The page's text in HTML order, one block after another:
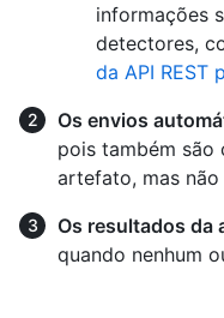
informações
detectores,
da API REST
Os envios
pois também são
artefato, mas não
Os resultados da
quando nenhum